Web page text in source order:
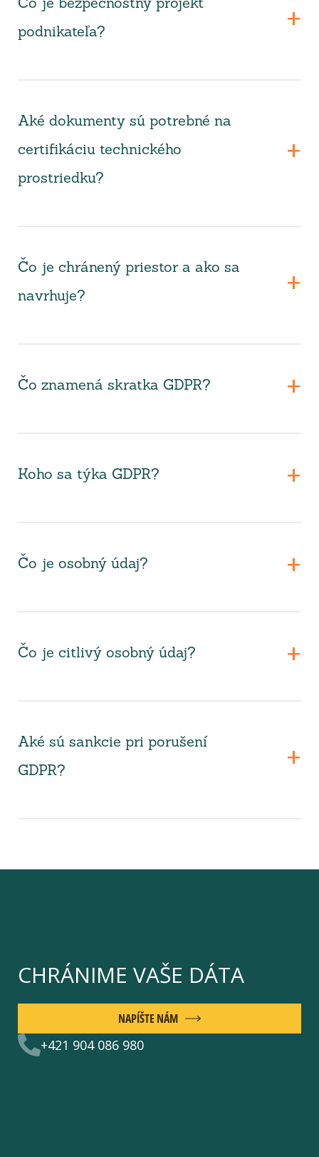
Čo je bezpečnostný projekt
podnikateľa?
Aké dokumenty sú potrebné na
certifikáciu technického
prostriedku?
Čo je chránený priestor a ako sa
navrhuje?
Čo znamená skratka GDPR?
Koho sa týka GDPR?
Čo je osobný údaj?
Čo je citlivý osobný údaj?
Aké sú sankcie pri porušení
GDPR?
CHRÁNIME VAŠE DÁTA
+421 904 086 980
NAPÍŠTE NÁM